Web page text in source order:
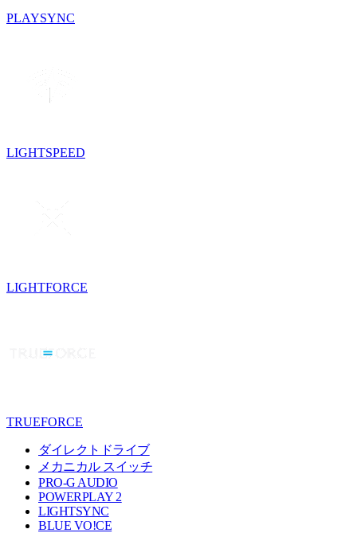
PLAYSYNC
LIGHTSPEED
LIGHTFORCE
TRUEFORCE
ダイレクトドライブ
メカニカル スイッチ
PRO-G AUDIO
POWERPLAY 2
LIGHTSYNC
BLUE VO!CE